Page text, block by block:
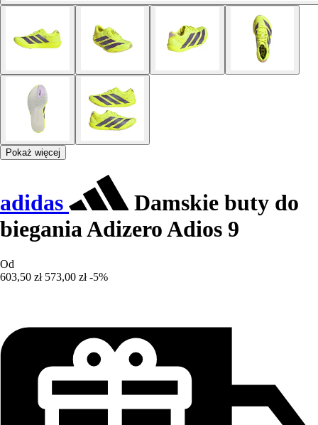
Pokaż więcej
adidas
Damskie buty do
biegania Adizero Adios 9
Od
603,50 zł 573,00 zł -5%